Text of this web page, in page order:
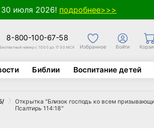
июля 2026! подробнее>>>
8-800-100-67-58
Бесплатный номер с 10:00 до 17:30 МСК Избранное Войти
Библии Воспитание детей
Открытка "Близок господь ко всем
Псалтирь 114:18"